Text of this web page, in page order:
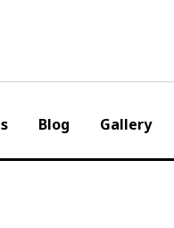
Blog Gallery